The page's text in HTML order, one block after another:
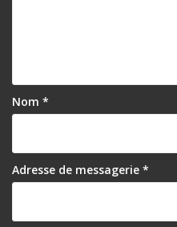
Nom *
Adresse de messagerie *